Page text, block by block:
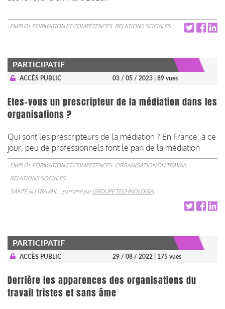
EMPLOI, FORMATION ET COMPÉTENCES RELATIONS SOCIALES
PARTICIPATIF
ACCÈS PUBLIC 03 / 05 / 2023 | 89 vues
Etes-vous un prescripteur de la médiation dans les
organisations ?
Qui sont les prescripteurs de la médiation ? En France, à ce
jour, peu de professionnels font le pari de la médiation
EMPLOI, FORMATION ET COMPÉTENCES ORGANISATION DU TRAVAIL
RELATIONS SOCIALES
SANTÉ AU TRAVAIL
parrainé parGROUPE TECHNOLOGIA
PARTICIPATIF
ACCÈS PUBLIC 29 / 08 / 2022 | 175 vues
Derrière les apparences des organisations du
travail tristes et sans âme